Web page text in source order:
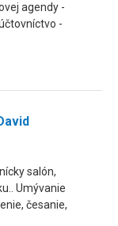
agendy -
-
salón,
Umývanie
česanie,